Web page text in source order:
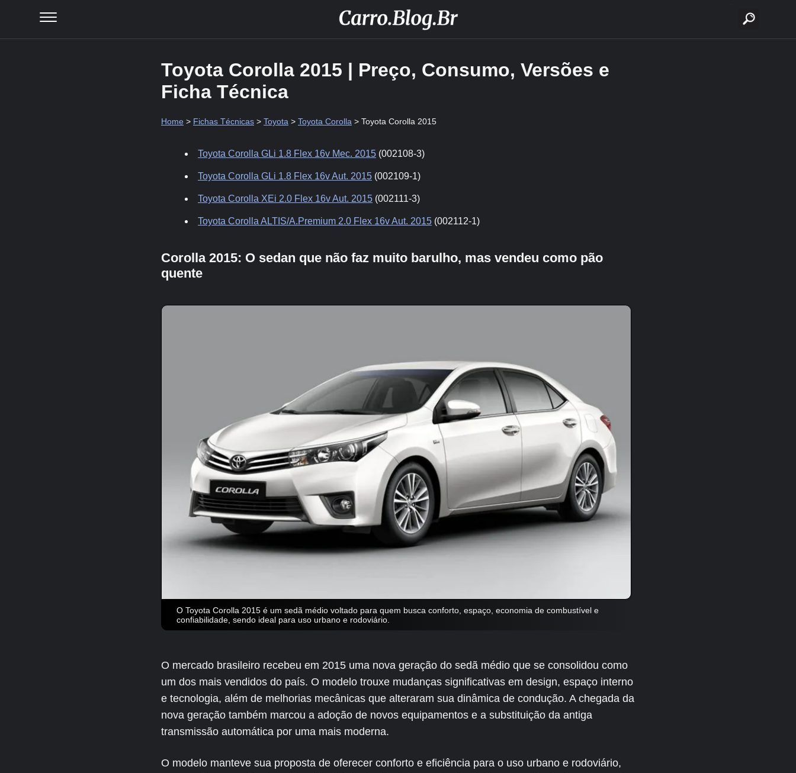
Toyota Corolla 2015 | Preço, Consumo, Versões e
Ficha Técnica
Home > Fichas Técnicas > Toyota > Toyota Corolla > Toyota Corolla 2015
Toyota Corolla GLi 1.8 Flex 16v Mec. 2015 (002108-3)
Toyota Corolla GLi 1.8 Flex 16v Aut. 2015 (002109-1)
Toyota Corolla XEi 2.0 Flex 16v Aut. 2015 (002111-3)
Toyota Corolla ALTIS/A.Premium 2.0 Flex 16v Aut. 2015 (002112-1)
Corolla 2015: O sedan que não faz muito barulho, mas vendeu como pão
quente
O Toyota Corolla 2015 é um sedã médio voltado para quem busca conforto, espaço, economia de combustível e
confiabilidade, sendo ideal para uso urbano e rodoviário.
O mercado brasileiro recebeu em 2015 uma nova geração do sedã médio que se consolidou como
um dos mais vendidos do país. O modelo trouxe mudanças significativas em design, espaço interno
e tecnologia, além de melhorias mecânicas que alteraram sua dinâmica de condução. A chegada da
nova geração também marcou a adoção de novos equipamentos e a substituição da antiga
transmissão automática por uma mais moderna.
O modelo manteve sua proposta de oferecer conforto e eficiência para o uso urbano e rodoviário,